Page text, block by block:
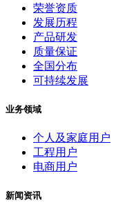
荣誉资质
发展历程
产品研发
质量保证
全国分布
可持续发展
业务领域
个人及家庭用户
工程用户
电商用户
新闻资讯